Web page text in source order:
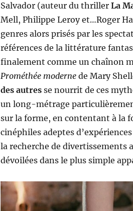
Salvador (auteur du thriller La
Mell, Philippe Leroy et…Roger
genres alors prisés par les
références de la littérature
finalement comme un chaînon
Prométhée modernede Mary
des autresse nourrit de ces
un long-métrage
sur la forme, en contentant à la
cinéphiles adeptes
la recherche de divertissements
dévoilées dans le plus simple